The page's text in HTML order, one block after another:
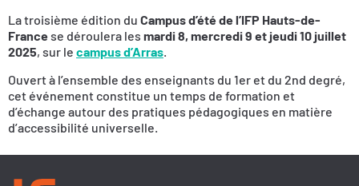
La troisième édition du Campus d’été de l’IFP Hauts-de-
France se déroulera les mardi 8, mercredi 9 et jeudi 10 juillet
2025, sur le campus d’Arras.
Ouvert à l’ensemble des enseignants du 1er et du 2nd degré,
cet événement constitue un temps de formation et
d’échange autour des pratiques pédagogiques en matière
d’accessibilité universelle.